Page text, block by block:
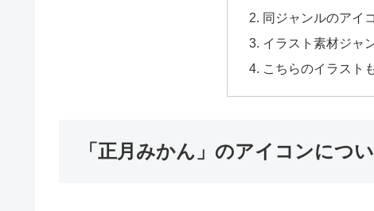
同ジャンルのアイ
イラスト素材ジャ
こちらのイラスト
「正月みかん」のアイコンにつ